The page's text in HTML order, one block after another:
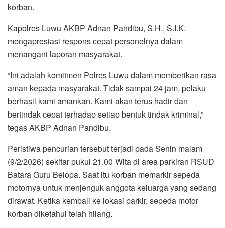
korban.
Kapolres Luwu AKBP Adnan Pandibu, S.H., S.I.K.
mengapresiasi respons cepat personelnya dalam
menangani laporan masyarakat.
“Ini adalah komitmen Polres Luwu dalam memberikan rasa
aman kepada masyarakat. Tidak sampai 24 jam, pelaku
berhasil kami amankan. Kami akan terus hadir dan
bertindak cepat terhadap setiap bentuk tindak kriminal,”
tegas AKBP Adnan Pandibu.
Peristiwa pencurian tersebut terjadi pada Senin malam
(9/2/2026) sekitar pukul 21.00 Wita di area parkiran RSUD
Batara Guru Belopa. Saat itu korban memarkir sepeda
motornya untuk menjenguk anggota keluarga yang sedang
dirawat. Ketika kembali ke lokasi parkir, sepeda motor
korban diketahui telah hilang.